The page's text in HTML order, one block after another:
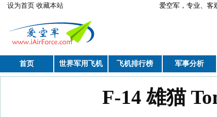
跳转到主要内容
设为首页 收藏本站 爱空军，专业、
首页 世界军用飞机 飞机排行榜 军事分析
F-14 雄猫